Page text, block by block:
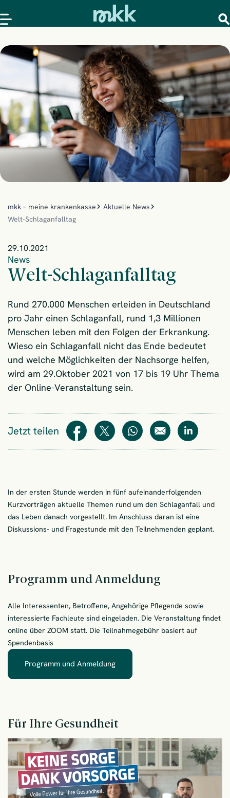
mkk – meine krankenkasse
Aktuelle News
Welt-Schlaganfalltag
29.10.2021
News
Welt-Schlaganfalltag
Rund 270.000 Menschen erleiden in Deutschland
pro Jahr einen Schlaganfall, rund 1,3 Millionen
Menschen leben mit den Folgen der Erkrankung.
Wieso ein Schlaganfall nicht das Ende bedeutet
und welche Möglichkeiten der Nachsorge helfen,
wird am 29.Oktober 2021 von 17 bis 19 Uhr Thema
der Online-Veranstaltung sein.
Jetzt teilen Teilen Teilen WhatsAppE-Mail Teilen
In der ersten Stunde werden in fünf aufeinanderfolgenden
Kurzvorträgen aktuelle Themen rund um den Schlaganfall und
das Leben danach vorgestellt. Im Anschluss daran ist eine
Diskussions- und Fragestunde mit den Teilnehmenden geplant.
Programm und Anmeldung
Alle Interessenten, Betroffene, Angehörige Pflegende sowie
interessierte Fachleute sind eingeladen. Die Veranstaltung findet
online über ZOOM statt. Die Teilnahmegebühr basiert auf
Spendenbasis
Programm und Anmeldung
Für Ihre Gesundheit